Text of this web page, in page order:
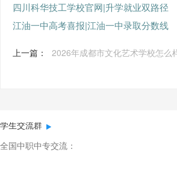
四川科华技工学校官网|升学就业双路径
江油一中高考喜报|江油一中录取分数线
上一篇： 2026年成都市文化艺术学校怎么
学生交流群
全国中职中专交流：